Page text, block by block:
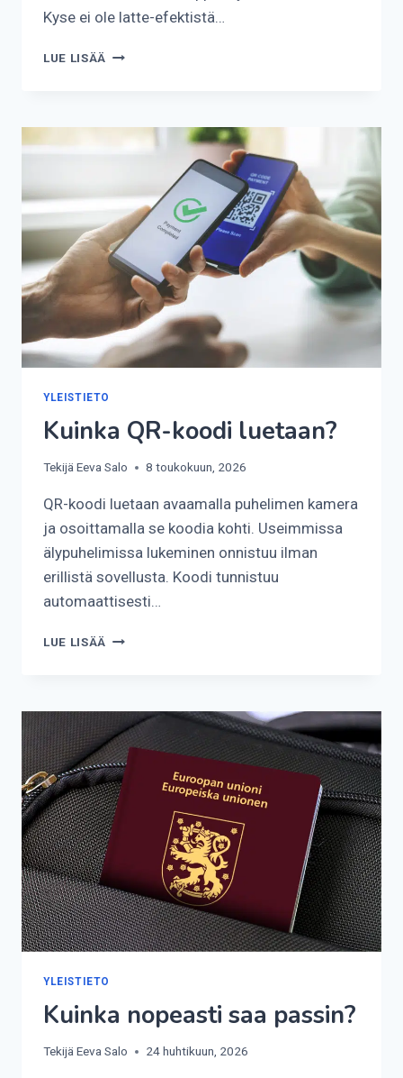
Kyse ei ole latte-efektistä…
LUE LISÄÄ KUINKA
TULOILLA?
YLEISTIETO
Kuinka QR-koodi luetaan?
TekijäEeva Salo 8 toukokuun, 2026
QR-koodi luetaan avaamalla puhelimen kamera
ja osoittamalla se koodia kohti. Useimmissa
älypuhelimissa lukeminen onnistuu ilman
erillistä sovellusta. Koodi tunnistuu
automaattisesti…
LUE LISÄÄ KUINKA
YLEISTIETO
Kuinka nopeasti saa passin?
TekijäEeva Salo 24 huhtikuun, 2026